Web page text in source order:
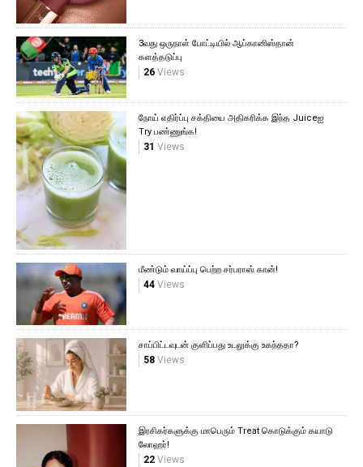
3வது ஒருநாள் போட்டியில் ஆப்கானிஸ்தான்
களத்தடுப்பு
26Views
நோய் எதிர்ப்பு சக்தியை அதிகரிக்க இந்த Juiceஐ
Try பண்ணுங்க!
31 Views
மீண்டும் வாய்ப்பு பெற்ற சர்பராஸ் கான்!
44Views
சாப்பிட்டவுடன் குளிப்பது உடலுக்கு உகந்ததா?
58Views
இரசிகர்களுக்கு மாபெரும் Treat கொடுக்கும் கயாடு
லோஹர்!
22Views